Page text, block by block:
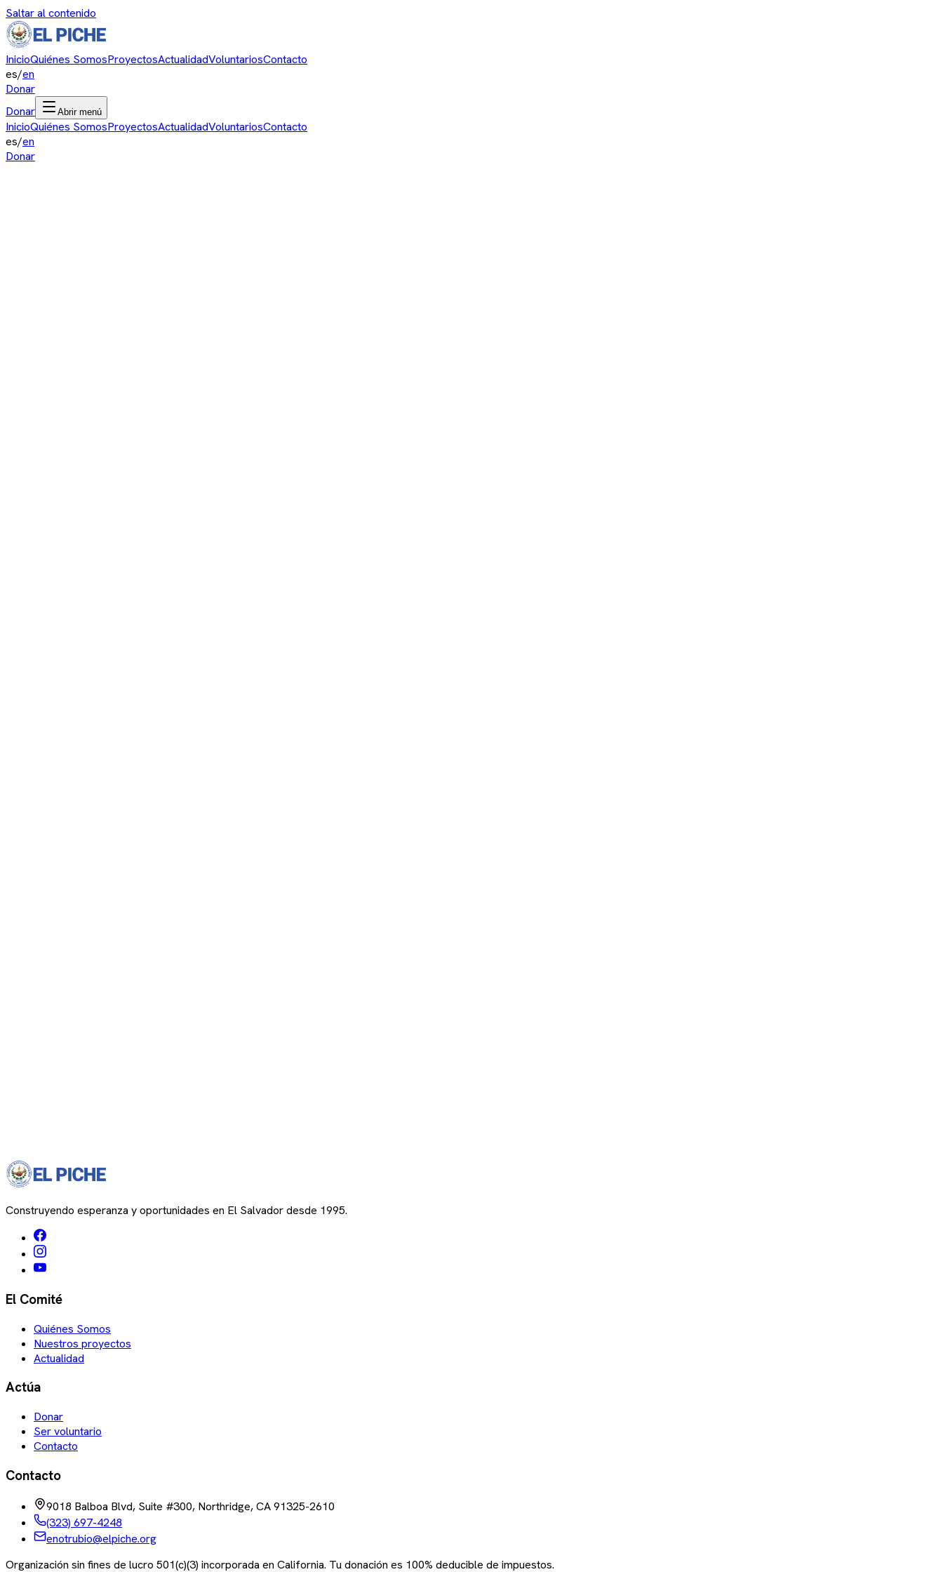
Saltar al contenido
InicioQuiénes SomosProyectosActualidadVoluntariosContacto
es/en
Donar
Donar
Abrir menú
InicioQuiénes SomosProyectosActualidadVoluntariosContacto
es/en
Donar
Construyendo esperanza y oportunidades en El Salvador desde 1995.
El Comité
Quiénes Somos
Nuestros proyectos
Actualidad
Actúa
Donar
Ser voluntario
Contacto
Contacto
9018 Balboa Blvd, Suite #300, Northridge, CA 91325-2610
(323) 697-4248
enotrubio@elpiche.org
Organización sin fines de lucro 501(c)(3) incorporada en California. Tu donación es 100% deducible de impuestos.